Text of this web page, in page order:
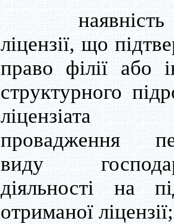
наявність
ліцензії, що
право філії або
структурного
провадження
виду
діяльності на
отриманої ліцензії;